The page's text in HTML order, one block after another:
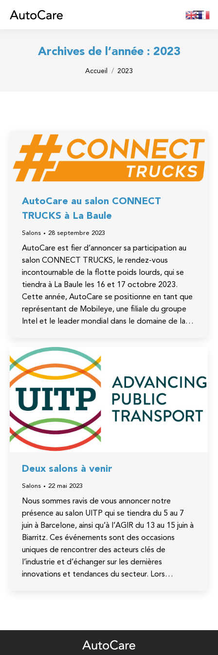
Archives de l’année : 2023
Vous êtes ici :
Accueil 2023
AutoCare au salon CONNECT
TRUCKS à La Baule
Salons 28 septembre 2023
AutoCare est fier d’annoncer sa participation au
salon CONNECT TRUCKS, le rendez-vous
incontournable de la flotte poids lourds, qui se
tiendra à La Baule les 16 et 17 octobre 2023.
Cette année, AutoCare se positionne en tant que
représentant de Mobileye, une filiale du groupe
Intel et le leader mondial dans le domaine de la…
Deux salons à venir
Salons 22 mai 2023
Nous sommes ravis de vous annoncer notre
présence au salon UITP qui se tiendra du 5 au 7
juin à Barcelone, ainsi qu’à l’AGIR du 13 au 15 juin à
Biarritz. Ces événements sont des occasions
uniques de rencontrer des acteurs clés de
l’industrie et d’échanger sur les dernières
innovations et tendances du secteur. Lors…